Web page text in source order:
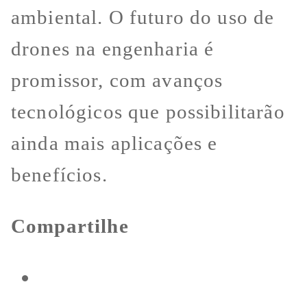
ambiental. O futuro do uso de
drones na engenharia é
promissor, com avanços
tecnológicos que possibilitarão
ainda mais aplicações e
benefícios.
Compartilhe